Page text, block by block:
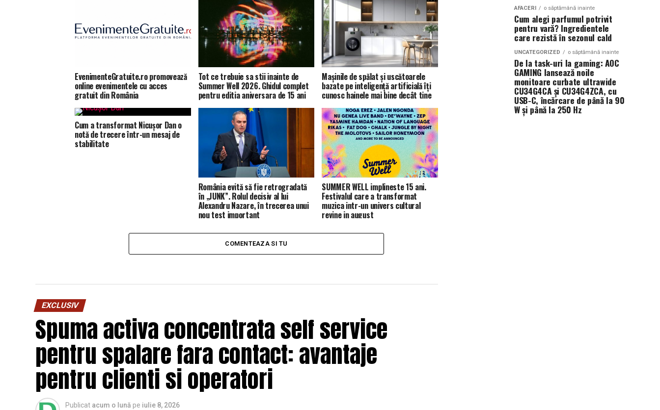
EvenimenteGratuite.ro promovează
online evenimentele cu acces
gratuit din România
Tot ce trebuie sa stii inainte de
Summer Well 2026. Ghidul complet
pentru editia aniversara de 15 ani
Mașinile de spălat și uscătoarele
bazate pe inteligență artificială îți
cunosc hainele mai bine decât tine
Cum a transformat Nicușor Dan o
notă de trecere într-un mesaj de
stabilitate
România evită să fie retrogradată
în „JUNK”. Rolul decisiv al lui
Alexandru Nazare, în trecerea unui
nou test important
SUMMER WELL implineste 15 ani.
Festivalul care a transformat
muzica intr-un univers cultural
revine in august
COMENTEAZA SI TU
EXCLUSIV
Spuma activa concentrata self service
pentru spalare fara contact: avantaje
pentru clienti si operatori
Publicat acum o lună pe iulie 8, 2026
AFACERI o săptămână inainte
Cum alegi parfumul potrivit
pentru vară? Ingredientele
care rezistă în sezonul cald
UNCATEGORIZED o săptămână inainte
De la task-uri la gaming: AOC
GAMING lansează noile
monitoare curbate ultrawide
CU34G4CA și CU34G4ZCA, cu
USB-C, încărcare de până la 90
W și până la 250 Hz